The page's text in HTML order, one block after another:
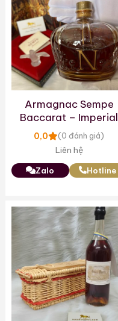
Armagnac Sempe
Baccarat – Imperial
Crown Decanter
0,0 (0 đánh giá)
Liên hệ
Zalo Hotline